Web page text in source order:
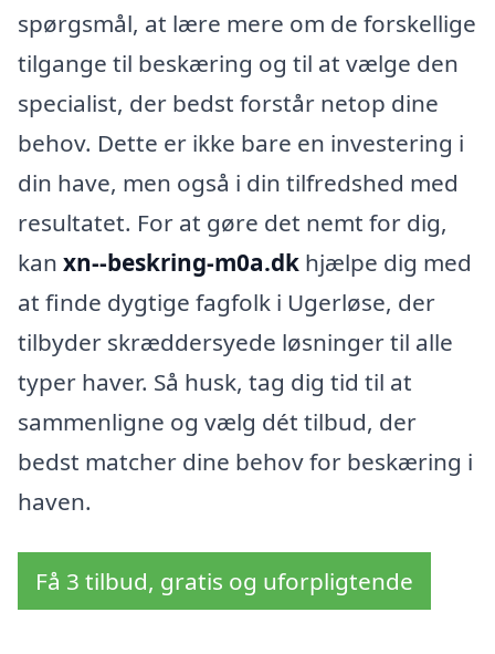
spørgsmål, at lære mere om de forskellige
tilgange til beskæring og til at vælge den
specialist, der bedst forstår netop dine
behov. Dette er ikke bare en investering i
din have, men også i din tilfredshed med
resultatet. For at gøre det nemt for dig,
kan xn--beskring-m0a.dk hjælpe dig med
at finde dygtige fagfolk i Ugerløse, der
tilbyder skræddersyede løsninger til alle
typer haver. Så husk, tag dig tid til at
sammenligne og vælg dét tilbud, der
bedst matcher dine behov for beskæring i
haven.
Få 3 tilbud, gratis og uforpligtende